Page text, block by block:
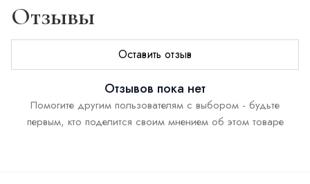
Отзывы
Оставить отзыв
Отзывов пока нет
Помогите другим пользователям с выбором - будьте
первым, кто поделится своим мнением об этом товаре